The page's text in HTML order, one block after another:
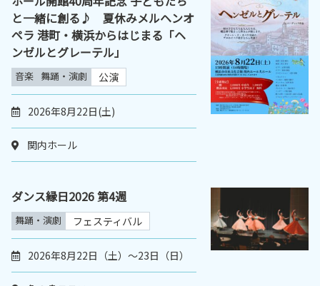
と一緒に創る♪ 夏休みメルヘンオ
ペラ 港町・横浜からはじまる「ヘ
ンゼルとグレーテル」
音楽 舞踊・演劇 公演
2026年8月22日(土)
関内ホール
ダンス縁日2026 第4週
舞踊・演劇 フェスティバル
2026年8月22日（土）〜23日（日）